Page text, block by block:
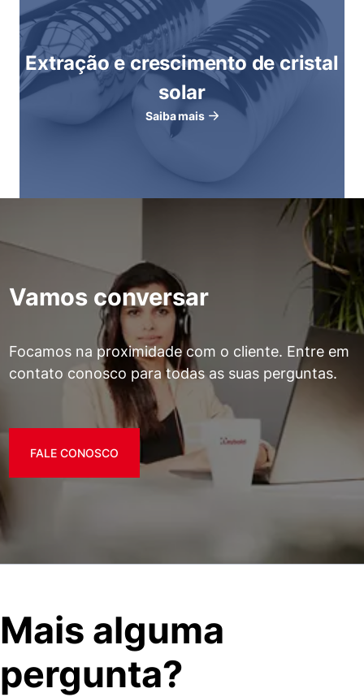
Extração e crescimento de cristal
solar
Saiba mais
Vamos conversar
Focamos na proximidade com o cliente. Entre em
contato conosco para todas as suas perguntas.
FALE CONOSCO
Mais alguma
pergunta?